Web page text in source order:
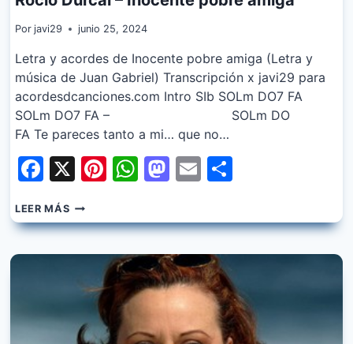
Por javi29 junio 25, 2024
Letra y acordes de Inocente pobre amiga (Letra y
música de Juan Gabriel) Transcripción x javi29 para
acordesdcanciones.com Intro SIb SOLm DO7 FA
SOLm DO7 FA – SOLm DO
FA Te pareces tanto a mi… que no…
Facebook
X Pinterest
WhatsApp
Mastodon
Email
LEER MÁSROCIO
DURCAL
–
AMIGA